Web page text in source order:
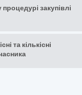
закупівлі
та кількісні